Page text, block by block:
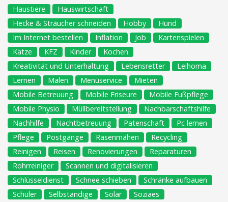
Haustiere
Hauswirtschaft
Hecke & Sträucher schneiden
Hobby
Hund
Im Internet bestellen
Inflation Job
Kartenspielen
Katze
KFZ Kinder
Kochen
Kreativität und Unterhaltung
Lebensretter
Leihoma
Lernen
Malen Menüservice
Mieten
Mobile Betreuung
Mobile Friseure
Mobile Fußpflege
Mobile Physio
Müllbereitstellung
Nachbarschaftshilfe
Nachhilfe
Nachtbetreuung Patenschaft
Pc lernen
Pflege
Postgänge Rasenmähen
Recycling
Reinigen
Reisen Renovierungen
Reparaturen
Rohrreiniger
Scannen und digitalisieren
Schlüsseldienst
Schnee schieben
Schränke aufbauen
Schüler
Selbständige Solar
Soziaes